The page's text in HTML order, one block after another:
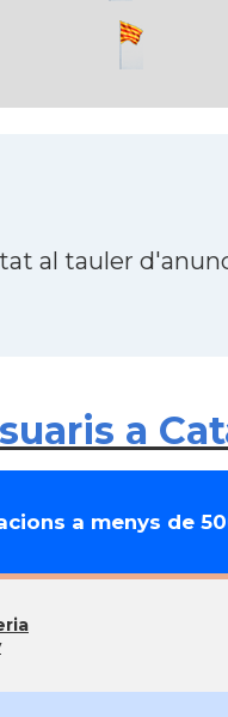
al tauler
a
a menys de